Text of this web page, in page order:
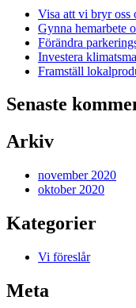
Visa att vi bryr oss
Gynna hemarbete
Förändra
Investera
Framställ
Senaste
Arkiv
november 2020
oktober 2020
Kategorier
Vi föreslår
Meta